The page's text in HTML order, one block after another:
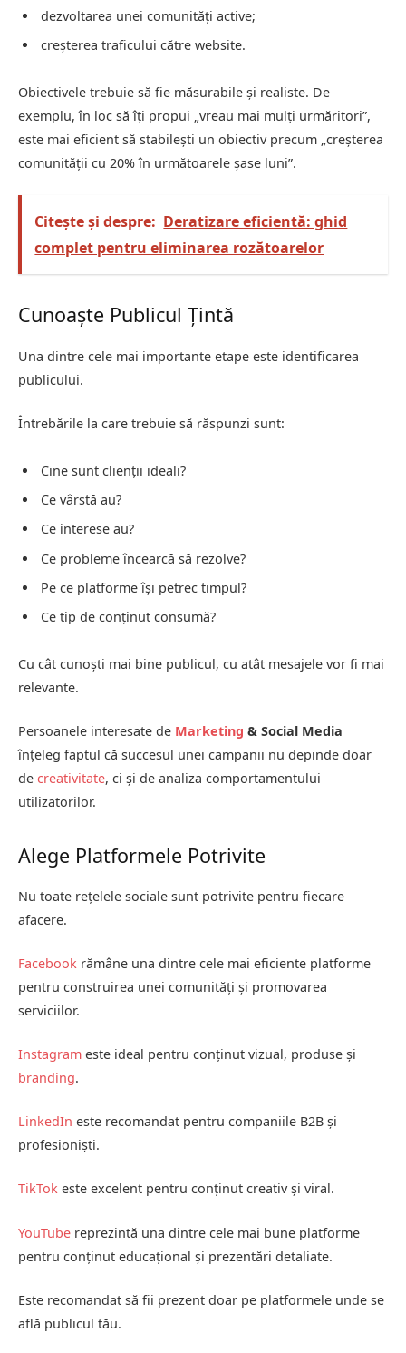
dezvoltarea unei comunități active;
creșterea traficului către website.
Obiectivele trebuie să fie măsurabile și realiste. De
exemplu, în loc să îți propui „vreau mai mulți urmăritori”,
este mai eficient să stabilești un obiectiv precum „creșterea
comunității cu 20% în următoarele șase luni”.
Citește și despre: Deratizare eficientă: ghid
complet pentru eliminarea rozătoarelor
Cunoaște Publicul Țintă
Una dintre cele mai importante etape este identificarea
publicului.
Întrebările la care trebuie să răspunzi sunt:
Cine sunt clienții ideali?
Ce vârstă au?
Ce interese au?
Ce probleme încearcă să rezolve?
Pe ce platforme își petrec timpul?
Ce tip de conținut consumă?
Cu cât cunoști mai bine publicul, cu atât mesajele vor fi mai
relevante.
Persoanele interesate de Marketing & Social Media
înțeleg faptul că succesul unei campanii nu depinde doar
de creativitate, ci și de analiza comportamentului
utilizatorilor.
Alege Platformele Potrivite
Nu toate rețelele sociale sunt potrivite pentru fiecare
afacere.
Facebook rămâne una dintre cele mai eficiente platforme
pentru construirea unei comunități și promovarea
serviciilor.
Instagram este ideal pentru conținut vizual, produse și
branding.
LinkedIn este recomandat pentru companiile B2B și
profesioniști.
TikTok este excelent pentru conținut creativ și viral.
YouTube reprezintă una dintre cele mai bune platforme
pentru conținut educațional și prezentări detaliate.
Este recomandat să fii prezent doar pe platformele unde se
află publicul tău.